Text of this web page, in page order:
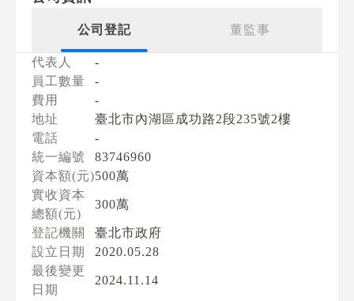
公司登記 董監事
代表人
-
員工數量
-
費用
-
地址
臺北市內湖區成功路2段235號2樓
電話
-
統一編號
83746960
資本額(元)500萬
實收資本
總額(元)
300萬
登記機關
臺北市政府
設立日期
2020.05.28
最後變更
日期
2024.11.14